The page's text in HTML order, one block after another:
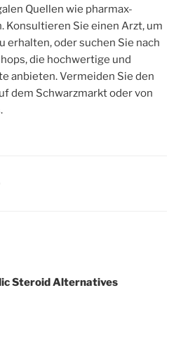
Quellen wie pharmax-
Konsultieren Sie einen Arzt, um
erhalten, oder suchen Sie nach
die hochwertige und
anbieten. Vermeiden Sie den
dem Schwarzmarkt oder von
Steroid Alternatives